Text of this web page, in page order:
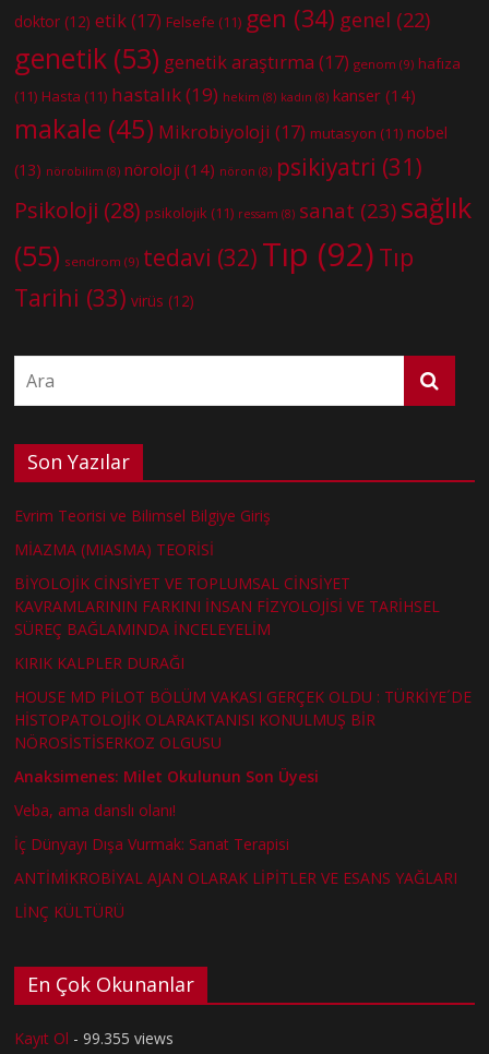
doktor (12) etik(17) Felsefe (11) gen (34) genel (22)
genetik (53) genetik araştırma (17) genom (9) hafıza
(11) Hasta (11) hastalık(19) hekim (8) kadın (8) kanser (14)
makale (45) Mikrobiyoloji (17) mutasyon (11) nobel
(13) nörobilim (8) nöroloji (14) nöron (8) psikiyatri (31)
Psikoloji (28) psikolojik (11) ressam (8) sanat (23) sağlık
(55) sendrom (9) tedavi (32) Tıp (92) Tıp
Tarihi (33) virüs (12)
Son Yazılar
Evrim Teorisi ve Bilimsel Bilgiye Giriş
MİAZMA (MIASMA) TEORİSİ
BİYOLOJİK CİNSİYET VE TOPLUMSAL CİNSİYET
KAVRAMLARININ FARKINI İNSAN FİZYOLOJİSİ VE TARİHSEL
SÜREÇ BAĞLAMINDA İNCELEYELİM
KIRIK KALPLER DURAĞI
HOUSE MD PİLOT BÖLÜM VAKASI GERÇEK OLDU : TÜRKİYE´DE
HİSTOPATOLOJİK OLARAKTANISI KONULMUŞ BİR
NÖROSİSTİSERKOZ OLGUSU
Anaksimenes: Milet Okulunun Son Üyesi
Veba, ama danslı olanı!
İç Dünyayı Dışa Vurmak: Sanat Terapisi
ANTİMİKROBİYAL AJAN OLARAK LİPİTLER VE ESANS YAĞLARI
LİNÇ KÜLTÜRÜ
En Çok Okunanlar
Kayıt Ol - 99.355 views